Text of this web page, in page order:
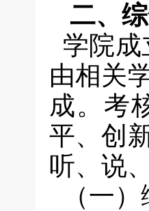
二、
学院成
由相关
成。考
平、创
听、说
（一